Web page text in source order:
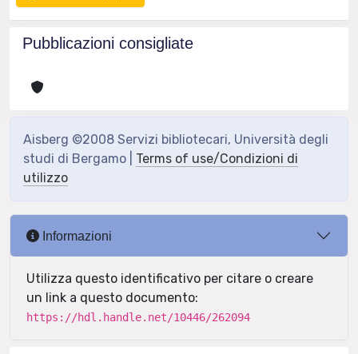
Pubblicazioni consigliate
Aisberg ©2008 Servizi bibliotecari, Università degli
studi di Bergamo | Terms of use/Condizioni di
utilizzo
Informazioni
Utilizza questo identificativo per citare o creare
un link a questo documento:
https://hdl.handle.net/10446/262094